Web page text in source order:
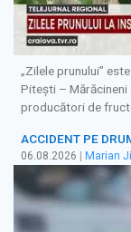
„Zilele prunului”
Pitești – Mărăcineni
producători de
ACCIDENT PE
06.08.2026 | Marian